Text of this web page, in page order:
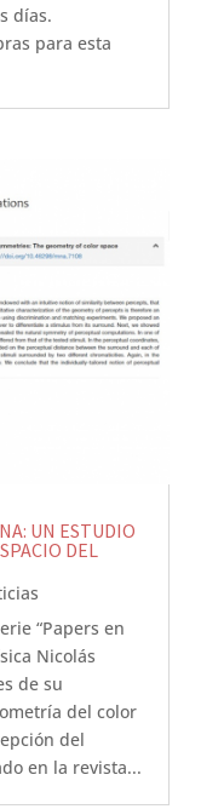
días.
para esta
UN ESTUDIO
DEL
“Papers en
Nicolás
de su
del color
del
en la revista...